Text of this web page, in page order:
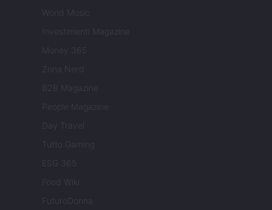
World Music
Investimenti Magazine
Money 365
Zona Nerd
B2B Magazine
People Magazine
Day Travel
Tutto Gaming
ESG 365
Food Wiki
FuturoDonna